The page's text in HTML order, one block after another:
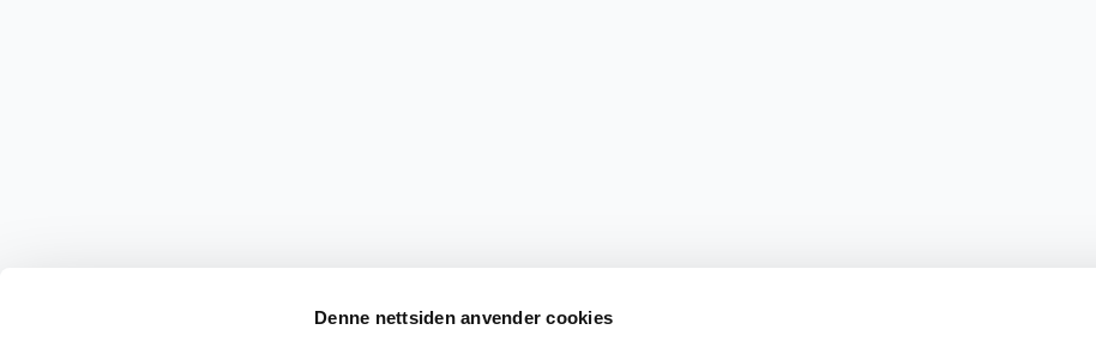
Denne nettsiden anvender cookies